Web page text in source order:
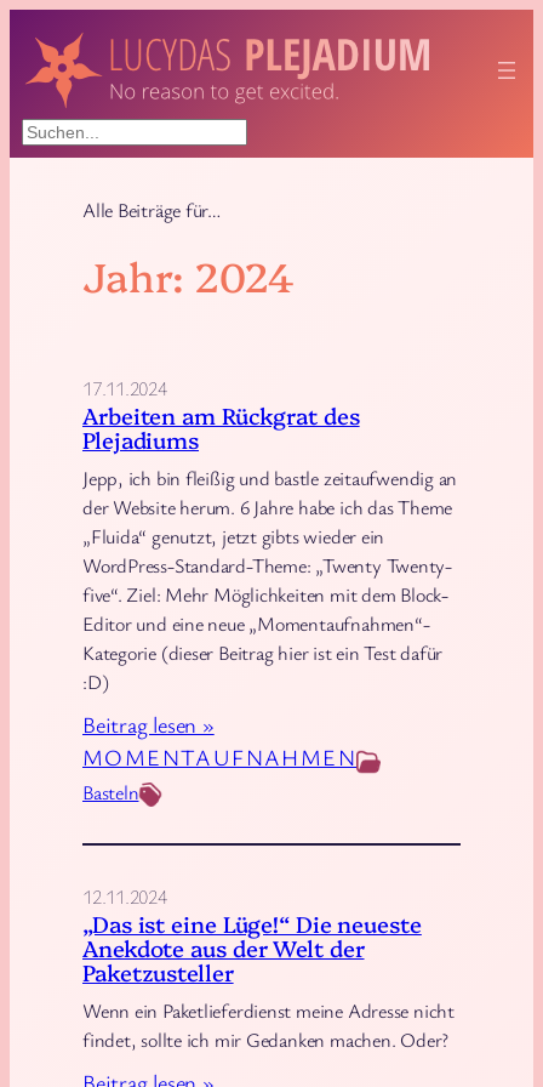
Inhalt
springen
Suchen
Alle Beiträge für…
Jahr: 2024
MOMENTAUFNAHMEN
Basteln
17.11.2024
Arbeiten am Rückgrat des
Plejadiums
Jepp, ich bin fleißig und bastle zeitaufwendig an
der Website herum. 6 Jahre habe ich das Theme
„Fluida“ genutzt, jetzt gibts wieder ein
WordPress-Standard-Theme: „Twenty Twenty-
five“. Ziel: Mehr Möglichkeiten mit dem Block-
Editor und eine neue „Momentaufnahmen“-
Kategorie (dieser Beitrag hier ist ein Test dafür
:D)
Beitrag lesen »:
A
e
t
e
n
a
m
12.11.2024
„Das ist eine Lüge!“ Die neueste
Anekdote aus der Welt der
Paketzusteller
Wenn ein Paketlieferdienst meine Adresse nicht
findet, sollte ich mir Gedanken machen. Oder?
: